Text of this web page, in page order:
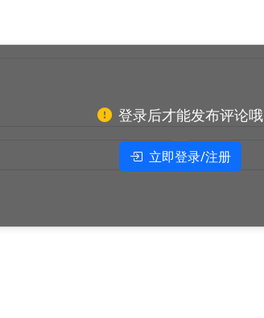
登录后才能发布评论哦
立即登录/注册